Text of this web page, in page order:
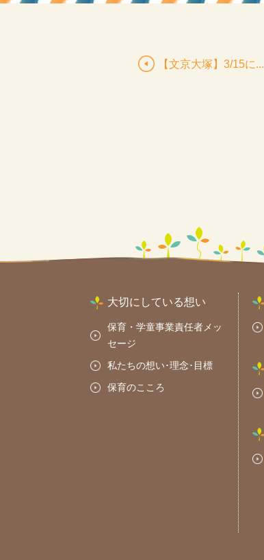
【文京大塚】3/15に...
大切にしている想い
保育・学童事業責任者メッ
セージ
私たちの想い･理念･目標
保育のこころ